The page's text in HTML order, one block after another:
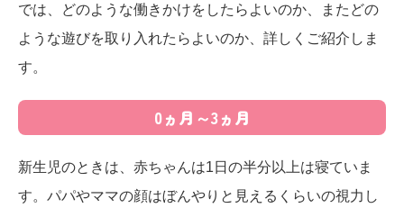
では、どのような働きかけをしたらよいのか、またどの
ような遊びを取り入れたらよいのか、詳しくご紹介しま
す。
0ヵ月～3ヵ月
新生児のときは、赤ちゃんは1日の半分以上は寝ていま
す。パパやママの顔はぼんやりと見えるくらいの視力し